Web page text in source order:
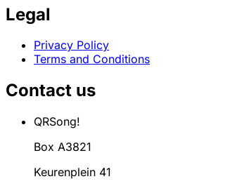
Legal
Privacy Policy
Terms and Conditions
Contact us
QRSong!
Box A3821
Keurenplein 41